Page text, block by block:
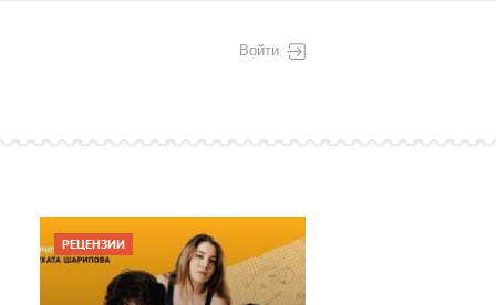
Войти
РЕЦЕНЗИИ